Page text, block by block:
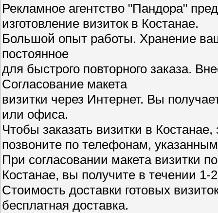
Рекламное агентство "Пандора"
изготовление визиток в Костанае.
Большой опыт работы. Хранение
постоянное
для быстрого повторного заказа.
Согласование макета
визитки через Интернет. Вы
или офиса.
Чтобы заказать визитки в
позвоните по телефонам,
При согласовании макета визитки
Костанае, вы получите в течении 1-
Стоимость доставки готовых
бесплатная доставка.